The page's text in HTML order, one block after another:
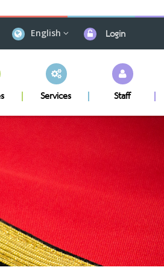
English Login
Services Staff